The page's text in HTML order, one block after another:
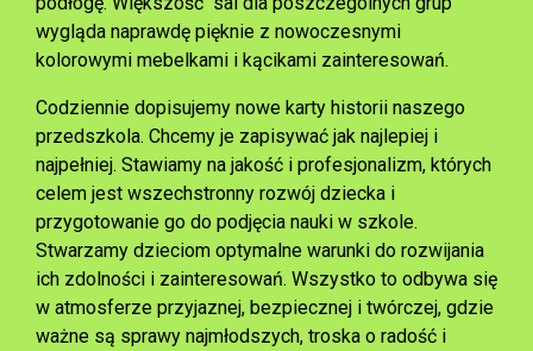
wygląda naprawdę pięknie z nowoczesnymi
kolorowymi mebelkami i kącikami zainteresowań.
Codziennie dopisujemy nowe karty historii naszego
przedszkola. Chcemy je zapisywać jak najlepiej i
najpełniej. Stawiamy na jakość i profesjonalizm, których
celem jest wszechstronny rozwój dziecka i
przygotowanie go do podjęcia nauki w szkole.
Stwarzamy dzieciom optymalne warunki do rozwijania
ich zdolności i zainteresowań. Wszystko to odbywa się
w atmosferze przyjaznej, bezpiecznej i twórczej, gdzie
ważne są sprawy najmłodszych, troska o radość i